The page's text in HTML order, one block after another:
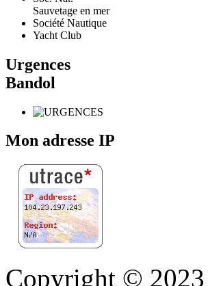
Sauvetage en mer
Société Nautique
Yacht Club
Urgences
Bandol
Mon adresse IP
Copyright © 2023